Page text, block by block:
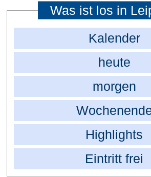
Was ist los in
Kalender
heute
morgen
Highlights
Eintritt frei